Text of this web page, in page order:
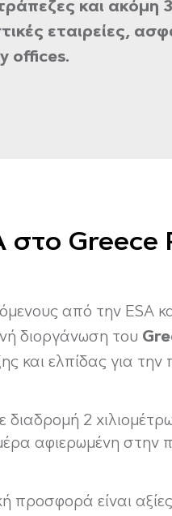
και ακόμη
εταιρείες,
offices.
στο Greece
από την ESA
διοργάνωση του
και ελπίδας για
2
αφιερωμένη στην
προσφορά είναι